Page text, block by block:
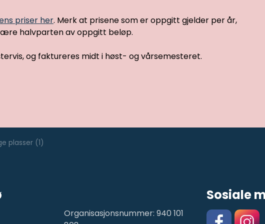
priser her. Merk at prisene som er oppgitt gjelder per år,
halvparten av oppgitt beløp.
og faktureres midt i høst- og vårsemesteret.
plasser (1)
Organisasjonsnummer: 940 101
Sosiale